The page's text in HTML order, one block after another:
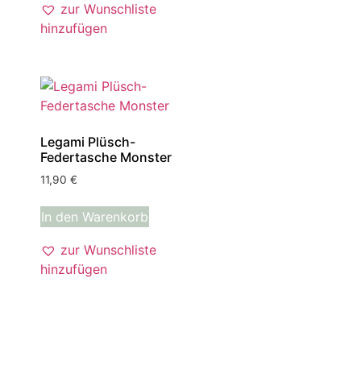
zur Wunschliste
hinzufügen
Legami Plüsch-
Federtasche Monster
11,90 €
In den Warenkorb
zur Wunschliste
hinzufügen